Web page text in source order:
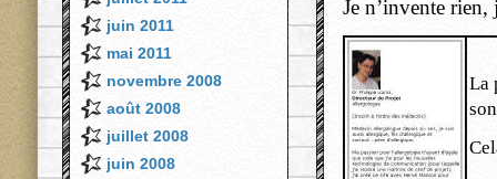
juin 2011
mai 2011
novembre 2008
août 2008
juillet 2008
juin 2008
Je n’invente rien,
La